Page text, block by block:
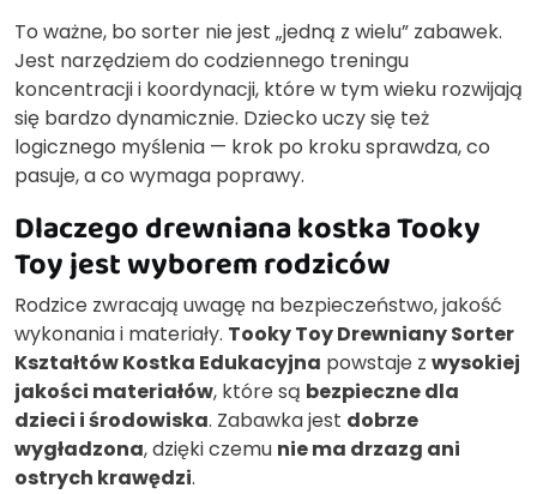
To ważne, bo sorter nie jest „jedną z wielu” zabawek.
Jest narzędziem do codziennego treningu
koncentracji i koordynacji, które w tym wieku rozwijają
się bardzo dynamicznie. Dziecko uczy się też
logicznego myślenia — krok po kroku sprawdza, co
pasuje, a co wymaga poprawy.
Dlaczego drewniana kostka Tooky
Toy jest wyborem rodziców
Rodzice zwracają uwagę na bezpieczeństwo, jakość
wykonania i materiały. Tooky Toy Drewniany Sorter
Kształtów Kostka Edukacyjna powstaje z wysokiej
jakości materiałów, które są bezpieczne dla
dzieci i środowiska. Zabawka jest dobrze
wygładzona, dzięki czemu nie ma drzazg ani
ostrych krawędzi.